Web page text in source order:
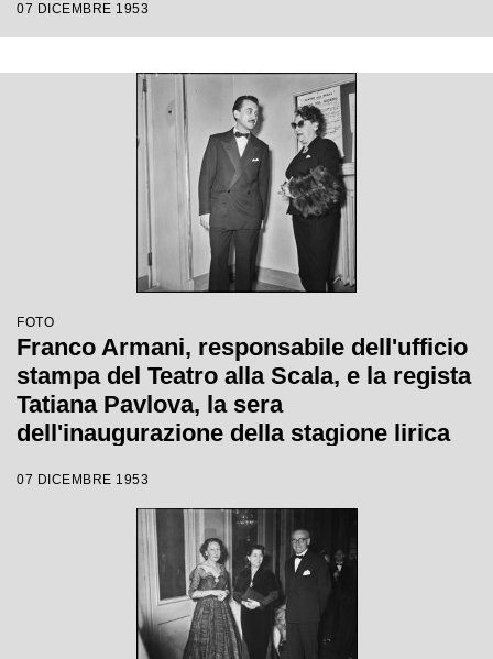
Tatiana Pavlova
07 DICEMBRE 1953
FOTO
Franco Armani, responsabile dell'ufficio
stampa del Teatro alla Scala, e la regista
Tatiana Pavlova, la sera
dell'inaugurazione della stagione lirica
Alfredo Catalani, diretta da Carlo Maria
Giulini, con la regia della Pavlova stessa
07 DICEMBRE 1953